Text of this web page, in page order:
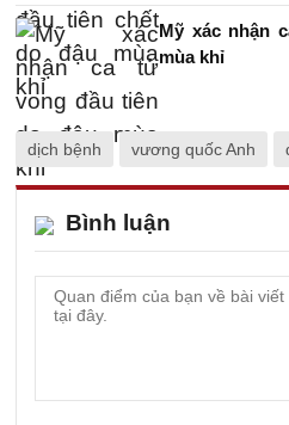
Mỹ xác nhận
mùa khỉ
dịch bệnh vương quốc Anh
Bình luận